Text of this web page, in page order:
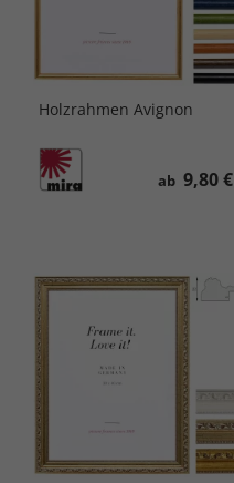
Holzrahmen Avignon
ab 9,80 €